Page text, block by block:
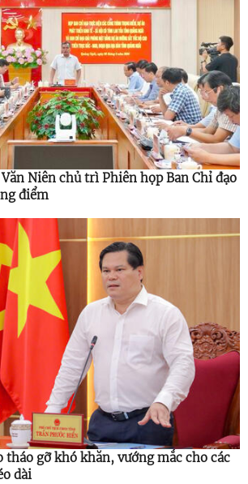
Niên chủ trì Phiên họp Ban Chỉ đạo
điểm
tháo gỡ khó khăn, vướng mắc cho các
dài